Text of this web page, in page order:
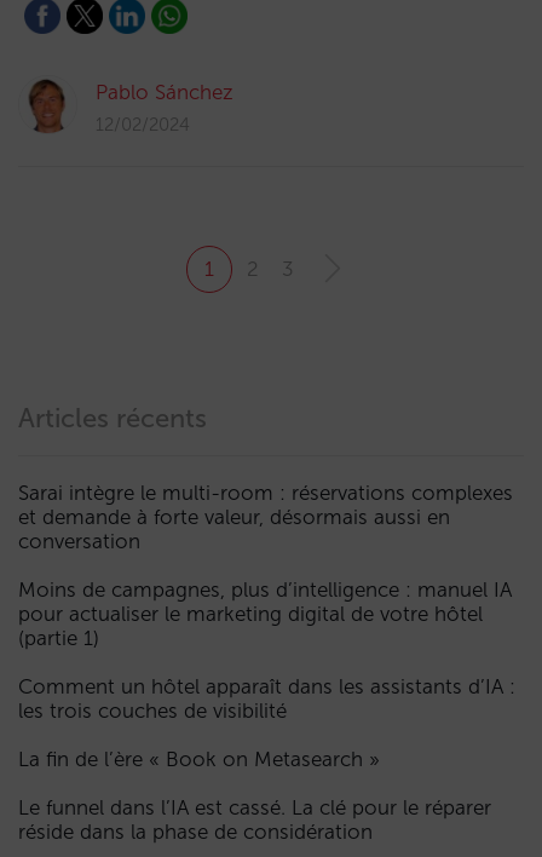
Pablo Sánchez
12/02/2024
1 2 3
Articles récents
Sarai intègre le multi-room : réservations complexes
et demande à forte valeur, désormais aussi en
conversation
Moins de campagnes, plus d’intelligence : manuel IA
pour actualiser le marketing digital de votre hôtel
(partie 1)
Comment un hôtel apparaît dans les assistants d’IA :
les trois couches de visibilité
La fin de l’ère « Book on Metasearch »
Le funnel dans l’IA est cassé. La clé pour le réparer
réside dans la phase de considération